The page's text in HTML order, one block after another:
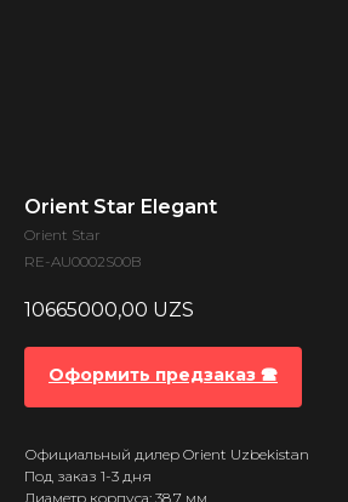
Orient Star Elegant
Orient Star
RE-AU0002S00B
10665000,00 UZS
Оформить предзаказ 🕿
Официальный дилер Orient Uzbekistan
Под заказ 1-3 дня
Диаметр корпуса: 38.7 мм